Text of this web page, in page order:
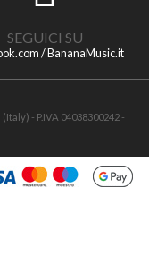
SEGUICI SU
/ BananaMusic.it
- P.IVA 04038300242 -